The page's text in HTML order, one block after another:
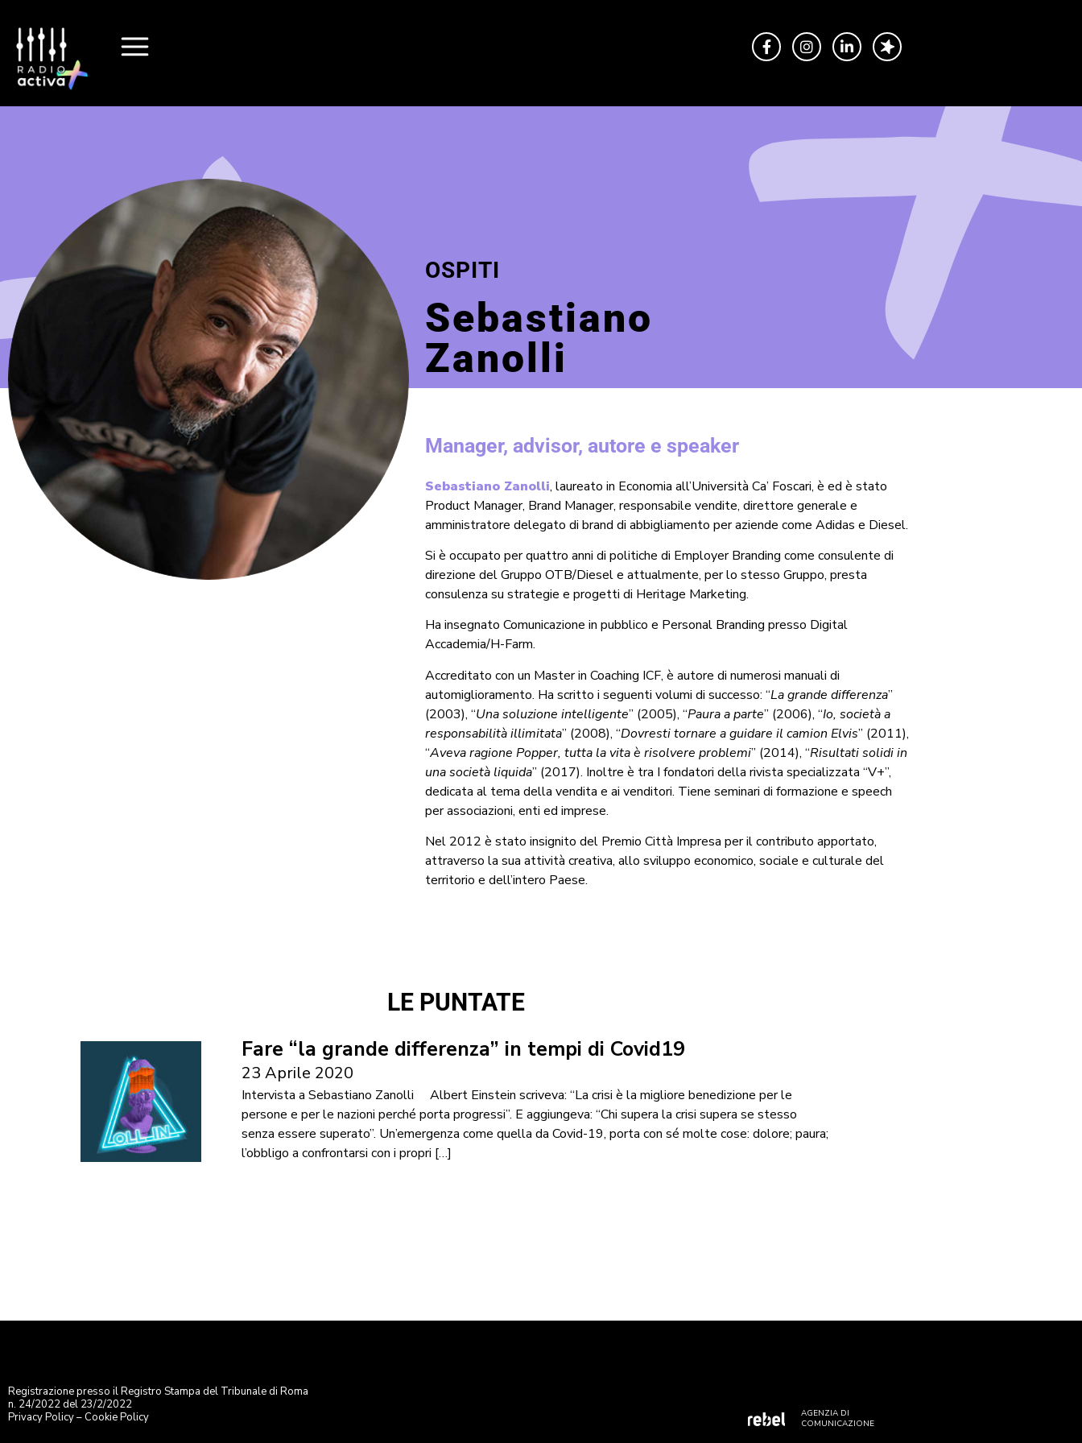
OSPITI
Sebastiano
Zanolli
Manager, advisor, autore e speaker
Sebastiano Zanolli, laureato in Economia all’Università Ca’ Foscari, è ed è stato
Product Manager, Brand Manager, responsabile vendite, direttore generale e
amministratore delegato di brand di abbigliamento per aziende come Adidas e Diesel.
Si è occupato per quattro anni di politiche di Employer Branding come consulente di
direzione del Gruppo OTB/Diesel e attualmente, per lo stesso Gruppo, presta
consulenza su strategie e progetti di Heritage Marketing.
Ha insegnato Comunicazione in pubblico e Personal Branding presso Digital
Accademia/H-Farm.
Accreditato con un Master in Coaching ICF, è autore di numerosi manuali di
automiglioramento. Ha scritto i seguenti volumi di successo: “La grande differenza”
(2003), “Una soluzione intelligente” (2005), “Paura a parte” (2006), “Io, società a
responsabilità illimitata” (2008), “Dovresti tornare a guidare il camion Elvis” (2011),
“Aveva ragione Popper, tutta la vita è risolvere problemi” (2014), “Risultati solidi in
una società liquida” (2017). Inoltre è tra I fondatori della rivista specializzata “V+”,
dedicata al tema della vendita e ai venditori. Tiene seminari di formazione e speech
per associazioni, enti ed imprese.
Nel 2012 è stato insignito del Premio Città Impresa per il contributo apportato,
attraverso la sua attività creativa, allo sviluppo economico, sociale e culturale del
territorio e dell’intero Paese.
LE PUNTATE
Fare “la grande differenza” in tempi di Covid19
23 Aprile 2020
Intervista a Sebastiano Zanolli Albert Einstein scriveva: “La crisi è la migliore benedizione per le
persone e per le nazioni perché porta progressi”. E aggiungeva: “Chi supera la crisi supera se stesso
senza essere superato”. Un’emergenza come quella da Covid-19, porta con sé molte cose: dolore; paura;
l’obbligo a confrontarsi con i propri […]
Registrazione presso il Registro Stampa del Tribunale di Roma
n. 24/2022 del 23/2/2022
Privacy Policy– Cookie Policy
AGENZIA DI
COMUNICAZIONE